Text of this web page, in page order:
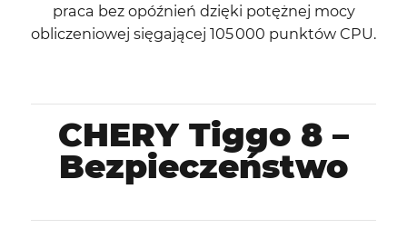
praca bez opóźnień dzięki potężnej mocy
obliczeniowej sięgającej 105 000 punktów CPU.
CHERY Tiggo 8 –
Bezpieczeństwo